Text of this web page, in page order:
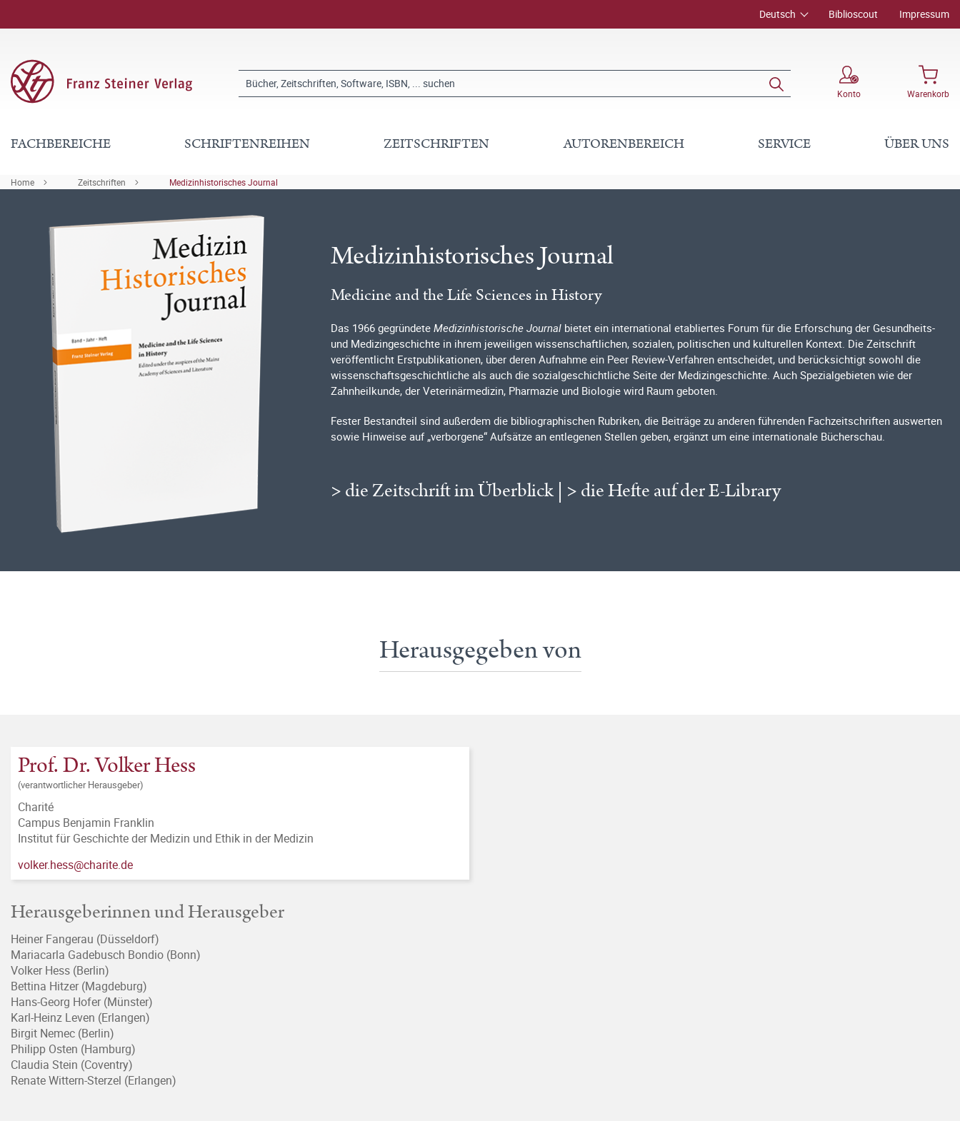
Deutsch Biblioscout Impressum
Konto Warenkorb
FACHBEREICHE SCHRIFTENREIHEN ZEITSCHRIFTEN AUTORENBEREICH SERVICE ÜBER UNS
Home Zeitschriften Medizinhistorisches Journal
Medizinhistorisches Journal
Medicine and the Life Sciences in History
Das 1966 gegründete Medizinhistorische Journal bietet ein international etabliertes Forum für die Erforschung der Gesundheits-
und Medizingeschichte in ihrem jeweiligen wissenschaftlichen, sozialen, politischen und kulturellen Kontext. Die Zeitschrift
veröffentlicht Erstpublikationen, über deren Aufnahme ein Peer Review-Verfahren entscheidet, und berücksichtigt sowohl die
wissenschaftsgeschichtliche als auch die sozialgeschichtliche Seite der Medizingeschichte. Auch Spezialgebieten wie der
Zahnheilkunde, der Veterinärmedizin, Pharmazie und Biologie wird Raum geboten.
Fester Bestandteil sind außerdem die bibliographischen Rubriken, die Beiträge zu anderen führenden Fachzeitschriften auswerten
sowie Hinweise auf „verborgene“ Aufsätze an entlegenen Stellen geben, ergänzt um eine internationale Bücherschau.
> die Zeitschrift im Überblick | > die Hefte auf der E-Library
Herausgegeben von
Prof. Dr. Volker Hess
(verantwortlicher Herausgeber)
Charité
Campus Benjamin Franklin
Institut für Geschichte der Medizin und Ethik in der Medizin
volker.hess@charite.de
Herausgeberinnen und Herausgeber
Heiner Fangerau (Düsseldorf)
Mariacarla Gadebusch Bondio (Bonn)
Volker Hess (Berlin)
Bettina Hitzer (Magdeburg)
Hans-Georg Hofer (Münster)
Karl-Heinz Leven (Erlangen)
Birgit Nemec (Berlin)
Philipp Osten (Hamburg)
Claudia Stein (Coventry)
Renate Wittern-Sterzel (Erlangen)